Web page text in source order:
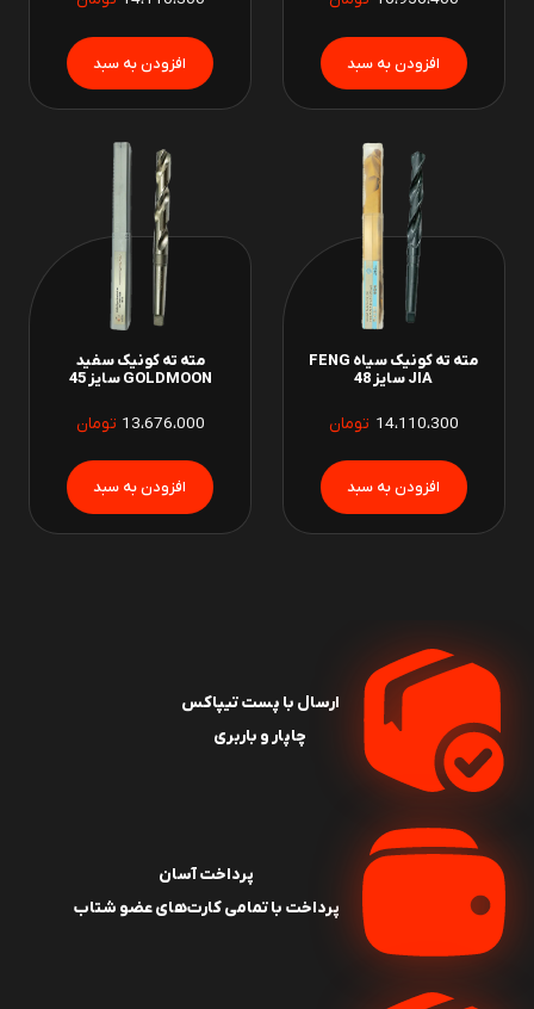
مته ته کونیک سیاه FENG
JIA سایز 48
14،110،300 تومان
مته ته کونیک سفید
GOLDMOON سایز 45
13،676،000 تومان
ارسال با پست تیپاکس
چاپار و باربری
پرداخت آسان
پرداخت با تمامی کارت‌های عضو شتاب